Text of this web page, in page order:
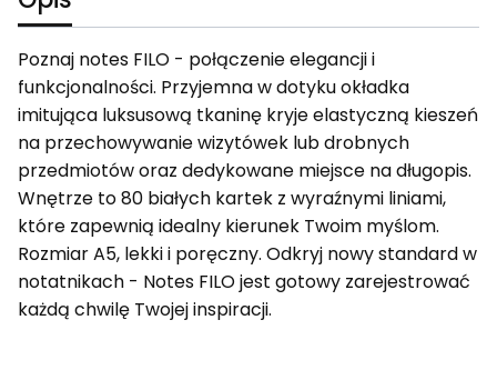
Poznaj notes FILO - połączenie elegancji i
funkcjonalności. Przyjemna w dotyku okładka
imitująca luksusową tkaninę kryje elastyczną kieszeń
na przechowywanie wizytówek lub drobnych
przedmiotów oraz dedykowane miejsce na długopis.
Wnętrze to 80 białych kartek z wyraźnymi liniami,
które zapewnią idealny kierunek Twoim myślom.
Rozmiar A5, lekki i poręczny. Odkryj nowy standard w
notatnikach - Notes FILO jest gotowy zarejestrować
każdą chwilę Twojej inspiracji.